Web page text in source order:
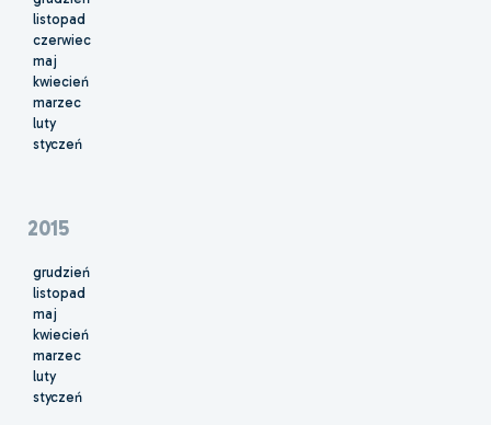
listopad
czerwiec
maj
kwiecień
marzec
luty
styczeń
2015
grudzień
listopad
maj
kwiecień
marzec
luty
styczeń